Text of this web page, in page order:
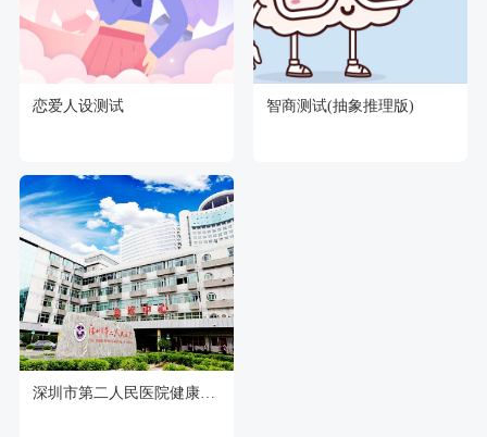
恋爱人设测试 智商测试(抽象推理版)
深圳市第二人民医院健康管理中心